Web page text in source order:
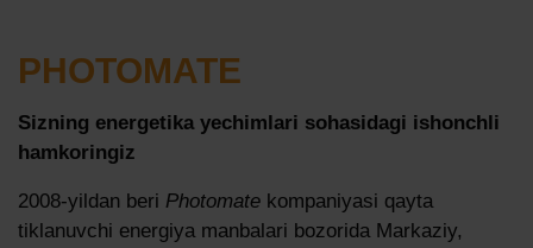
PHOTOMATE
Sizning energetika yechimlari sohasidagi ishonchli
hamkoringiz
2008-yildan beri Photomate kompaniyasi qayta
tiklanuvchi energiya manbalari bozorida Markaziy,